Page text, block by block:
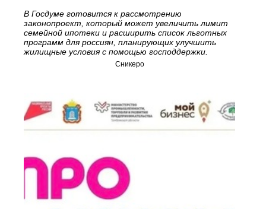
В Госдуме готовится к рассмотрению
законопроект, который может увеличить лимит
семейной ипотеки и расширить список льготных
программ для россиян, планирующих улучшить
жилищные условия с помощью господдержки.
Сникеро